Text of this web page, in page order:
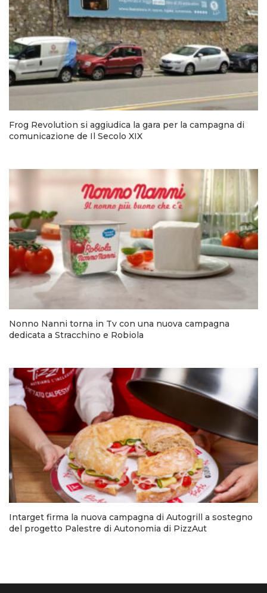
Frog Revolution si aggiudica la gara per la campagna di
comunicazione de Il Secolo XIX
Nonno Nanni torna in Tv con una nuova campagna
dedicata a Stracchino e Robiola
Intarget firma la nuova campagna di Autogrill a sostegno
del progetto Palestre di Autonomia di PizzAut